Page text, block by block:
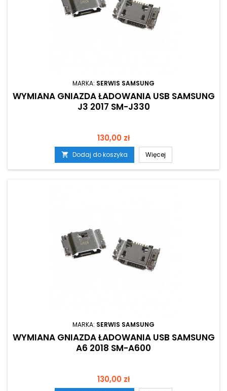
MARKA: SERWIS SAMSUNG
WYMIANA GNIAZDA ŁADOWANIA USB SAMSUNG
J3 2017 SM-J330
Cena
130,00 zł
 Dodaj do koszyka Więcej
MARKA: SERWIS SAMSUNG
WYMIANA GNIAZDA ŁADOWANIA USB SAMSUNG
A6 2018 SM-A600
Cena
130,00 zł